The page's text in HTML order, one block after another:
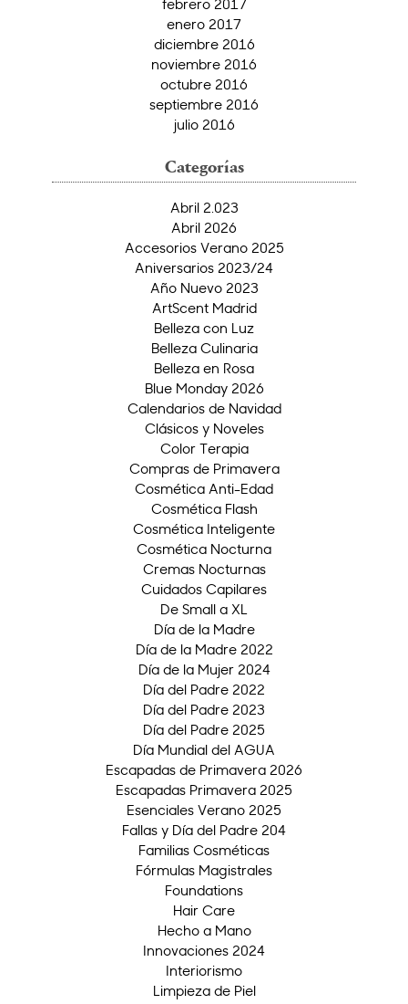
febrero 2017
enero 2017
diciembre 2016
noviembre 2016
octubre 2016
septiembre 2016
julio 2016
Categorías
Abril 2.023
Abril 2026
Accesorios Verano 2025
Aniversarios 2023/24
Año Nuevo 2023
ArtScent Madrid
Belleza con Luz
Belleza Culinaria
Belleza en Rosa
Blue Monday 2026
Calendarios de Navidad
Clásicos y Noveles
Color Terapia
Compras de Primavera
Cosmética Anti-Edad
Cosmética Flash
Cosmética Inteligente
Cosmética Nocturna
Cremas Nocturnas
Cuidados Capilares
De Small a XL
Día de la Madre
Día de la Madre 2022
Día de la Mujer 2024
Día del Padre 2022
Día del Padre 2023
Día del Padre 2025
Día Mundial del AGUA
Escapadas de Primavera 2026
Escapadas Primavera 2025
Esenciales Verano 2025
Fallas y Día del Padre 204
Familias Cosméticas
Fórmulas Magistrales
Foundations
Hair Care
Hecho a Mano
Innovaciones 2024
Interiorismo
Limpieza de Piel